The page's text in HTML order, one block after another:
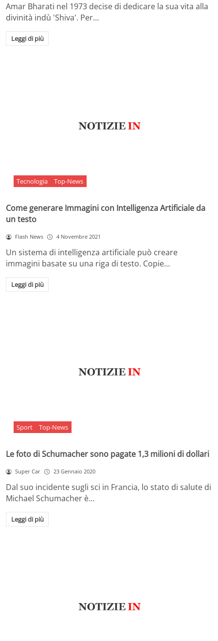
Amar Bharati nel 1973 decise di dedicare la sua vita alla
divinità indù 'Shiva'. Per…
Leggi di più
Tecnologia Top-News
Come generare Immagini con Intelligenza Artificiale da
un testo
Flash News 4 Novembre 2021
Un sistema di intelligenza artificiale può creare
immagini basate su una riga di testo. Copie…
Leggi di più
Sport Top-News
Le foto di Schumacher sono pagate 1,3 milioni di dollari
Super Car 23 Gennaio 2020
Dal suo incidente sugli sci in Francia, lo stato di salute di
Michael Schumacher è…
Leggi di più